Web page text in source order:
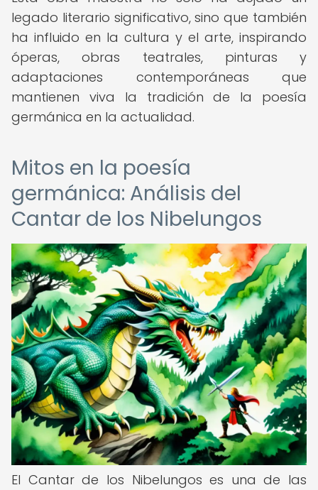
legado literario significativo, sino que también
ha influido en la cultura y el arte, inspirando
óperas, obras teatrales, pinturas y
adaptaciones contemporáneas que
mantienen viva la tradición de la poesía
germánica en la actualidad.
Mitos en la poesía
germánica: Análisis del
Cantar de los Nibelungos
El Cantar de los Nibelungos es una de las